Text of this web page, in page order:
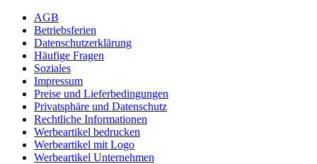
AGB
Betriebsferien
Datenschutzerklärung
Häufige Fragen
Soziales
Impressum
Preise und Lieferbedingungen
Privatsphäre und Datenschutz
Rechtliche Informationen
Werbeartikel bedrucken
Werbeartikel mit Logo
Werbeartikel Unternehmen